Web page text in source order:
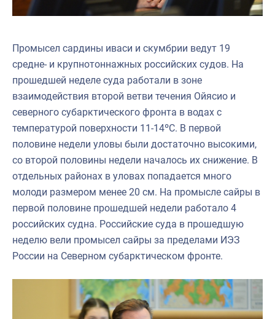
Промысел сардины иваси и скумбрии ведут 19
средне- и крупнотоннажных российских судов. На
прошедшей неделе суда работали в зоне
взаимодействия второй ветви течения Ойясио и
северного субарктического фронта в водах с
температурой поверхности 11-14ºС. В первой
половине недели уловы были достаточно высокими,
со второй половины недели началось их снижение. В
отдельных районах в уловах попадается много
молоди размером менее 20 см. На промысле сайры в
первой половине прошедшей недели работало 4
российских судна. Российские суда в прошедшую
неделю вели промысел сайры за пределами ИЭЗ
России на Северном субарктическом фронте.